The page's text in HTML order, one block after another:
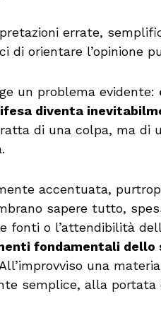
errate,
di orientare l’opinione
un problema evidente:
diventa
di una colpa, ma di
accentuata,
sapere tutto,
fonti o l’attendibilità
fondamentali dello
All’improvviso una
semplice, alla portata